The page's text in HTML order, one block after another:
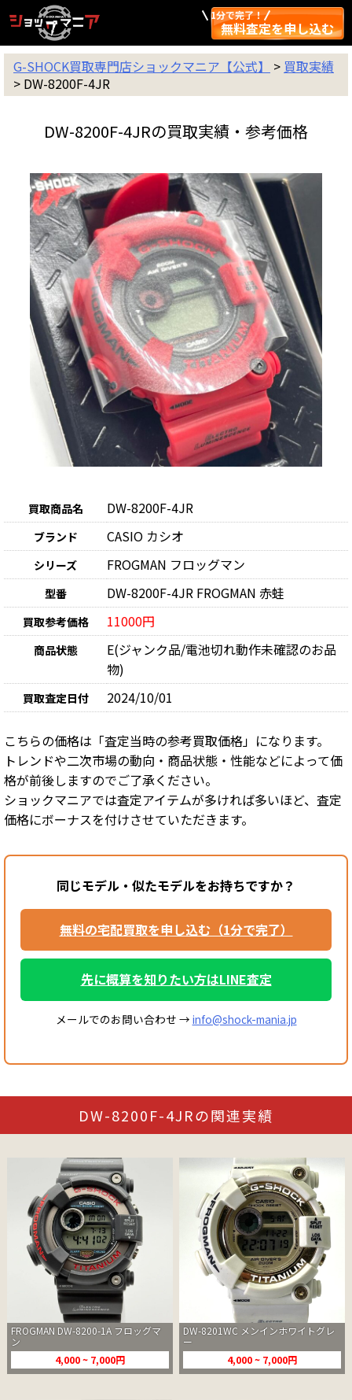
1分で完了！
無料査定を申し込む
G-SHOCK買取専門店ショックマニア【公式】 > 買取実績
> DW-8200F-4JR
DW-8200F-4JRの買取実績・参考価格
買取商品名 DW-8200F-4JR
ブランド CASIO カシオ
シリーズ FROGMAN フロッグマン
型番 DW-8200F-4JR FROGMAN 赤蛙
買取参考価格 11000円
商品状態
E(ジャンク品/電池切れ動作未確認のお品
物)
買取査定日付 2024/10/01
こちらの価格は「査定当時の参考買取価格」になります。
トレンドや二次市場の動向・商品状態・性能などによって価
格が前後しますのでご了承ください。
ショックマニアでは査定アイテムが多ければ多いほど、査定
価格にボーナスを付けさせていただきます。
同じモデル・似たモデルをお持ちですか？
無料の宅配買取を申し込む（1分で完了）
先に概算を知りたい方はLINE査定
メールでのお問い合わせ → info@shock-mania.jp
DW-8200F-4JRの関連実績
FROGMAN DW-8200-1A フロッグマ
ン
4,000 ~ 7,000円
DW-8201WC メンインホワイトグレ
ー
4,000 ~ 7,000円